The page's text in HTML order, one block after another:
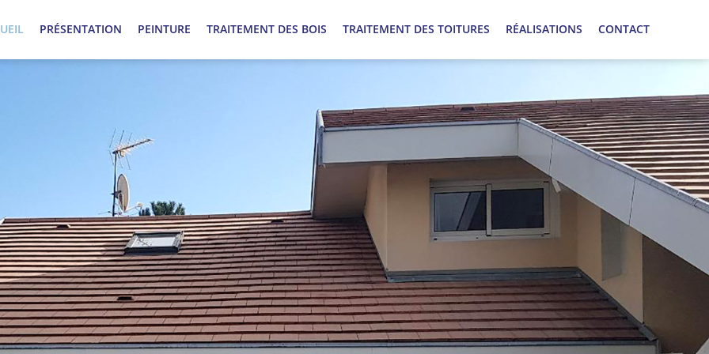
PRÉSENTATION PEINTURE TRAITEMENT DES BOIS TRAITEMENT DES TOITURES RÉALISATIONS CONTACT